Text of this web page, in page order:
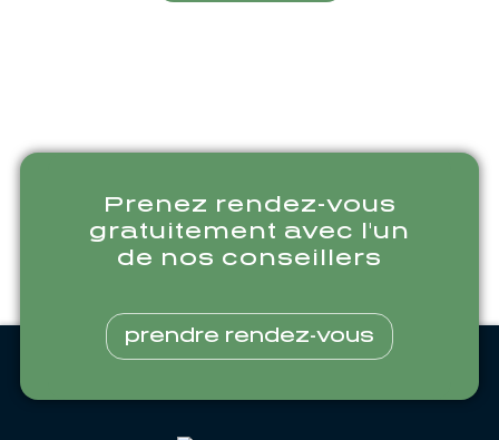
Prenez rendez-vous
gratuitement avec l'un
de nos conseillers
prendre rendez-vous